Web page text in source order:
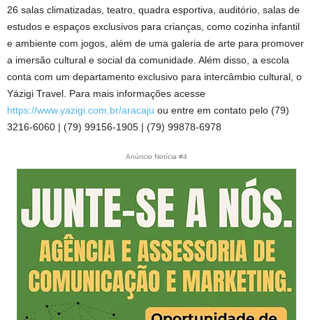
26 salas climatizadas, teatro, quadra esportiva, auditório, salas de
estudos e espaços exclusivos para crianças, como cozinha infantil
e ambiente com jogos, além de uma galeria de arte para promover
a imersão cultural e social da comunidade. Além disso, a escola
conta com um departamento exclusivo para intercâmbio cultural, o
Yázigi Travel. Para mais informações acesse
https://www.yazigi.com.br/aracaju ou entre em contato pelo (79)
3216-6060 | (79) 99156-1905 | (79) 99878-6978
Anúncio Notícia #4